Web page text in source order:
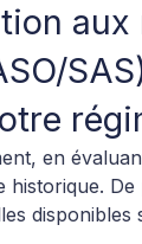
aux
en
De
disponibles